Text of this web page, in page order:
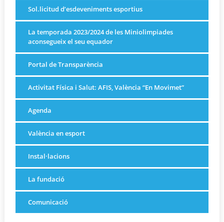
Sol.licitud d’esdeveniments esportius
La temporada 2023/2024 de les Miniolimpiades
aconsegueix el seu equador
Portal de Transparència
Activitat Física i Salut: AFIS, València “En Movimet”
Agenda
València en esport
Instal·lacions
La fundació
Comunicació